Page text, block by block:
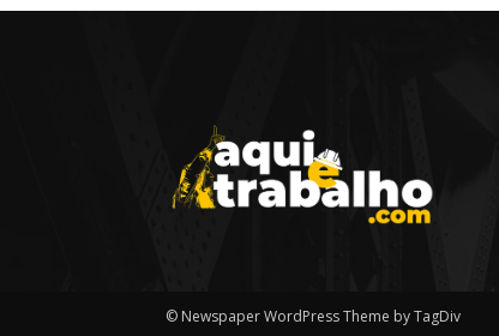
© Newspaper WordPress Theme by TagDiv